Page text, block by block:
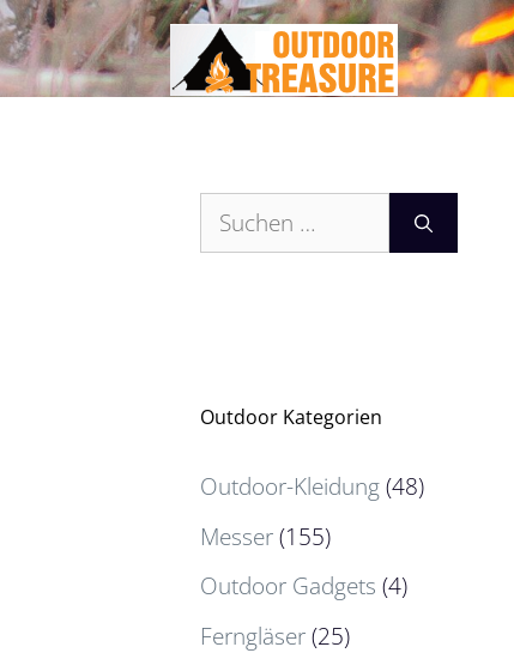
Zum
Inhalt
springen
Suchen
nach:
Outdoor Kategorien
Outdoor-Kleidung(48)
Messer(155)
Outdoor Gadgets (4)
Ferngläser(25)